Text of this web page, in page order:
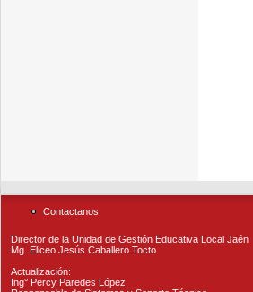
Contactanos
Director de la Unidad de Gestión Educativa Local Jaén
Mg. Eliceo Jesús Caballero Tocto
Actualización:
Ing° Percy Paredes López